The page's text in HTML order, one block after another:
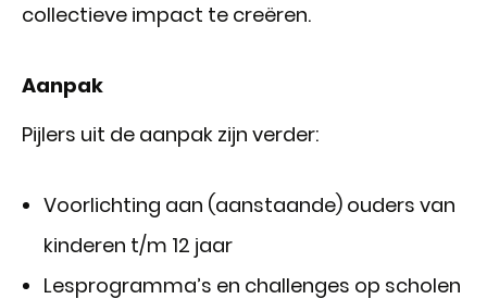
collectieve impact te creëren.
Aanpak
Pijlers uit de aanpak zijn verder:
Voorlichting aan (aanstaande) ouders van
kinderen t/m 12 jaar
Lesprogramma’s en challenges op scholen